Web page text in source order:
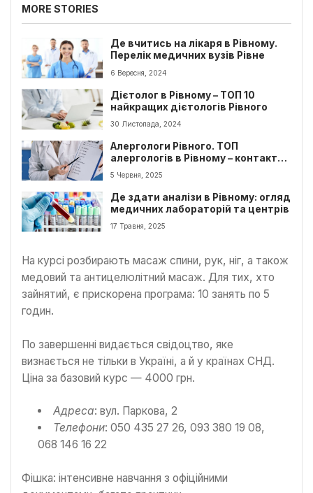
MORE STORIES
Де вчитись на лікаря в Рівному.
Перелік медичних вузів Рівне
6 Вересня, 2024
Дієтолог в Рівному – ТОП 10
найкращих дієтологів Рівного
30 Листопада, 2024
Алергологи Рівного. ТОП
алергологів в Рівному – контакти,
відгуки
5 Червня, 2025
Де здати аналізи в Рівному: огляд
медичних лабораторій та центрів
17 Травня, 2025
На курсі розбирають масаж спини, рук, ніг, а також
медовий та антицелюлітний масаж. Для тих, хто
зайнятий, є прискорена програма: 10 занять по 5
годин.
По завершенні видається свідоцтво, яке
визнається не тільки в Україні, а й у країнах СНД.
Ціна за базовий курс — 4000 грн.
Адреса: вул. Паркова, 2
Телефони: 050 435 27 26, 093 380 19 08,
068 146 16 22
Фішка: інтенсивне навчання з офіційними